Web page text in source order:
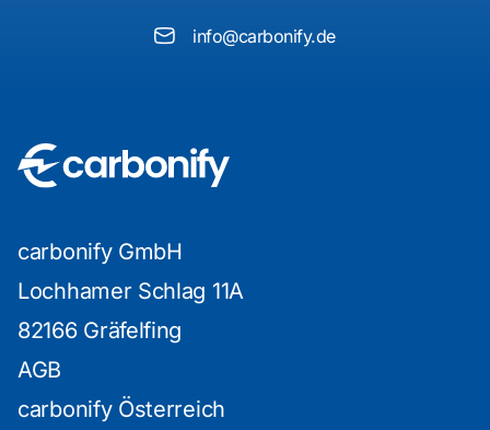
info@carbonify.de
carbonify GmbH
Lochhamer Schlag 11A
82166 Gräfelfing
AGB
carbonify Österreich